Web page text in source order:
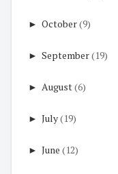
► October(9)
► September(19)
► August(6)
► July(19)
► June (12)